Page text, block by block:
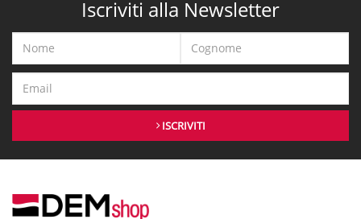
Iscriviti alla Newsletter
ISCRIVITI